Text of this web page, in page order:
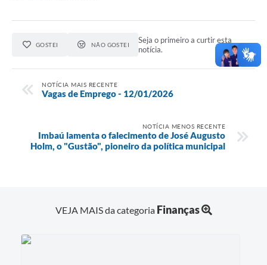
GOSTEI NÃO GOSTEI
Seja o primeiro a curtir esta
notícia.
NOTÍCIA MAIS RECENTE
Vagas de Emprego - 12/01/2026
NOTÍCIA MENOS RECENTE
Imbaú lamenta o falecimento de José Augusto
Holm, o "Gustão", pioneiro da política municipal
VEJA MAIS da categoria Finanças